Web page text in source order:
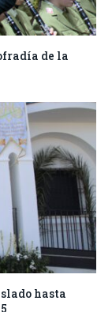
de la
hasta